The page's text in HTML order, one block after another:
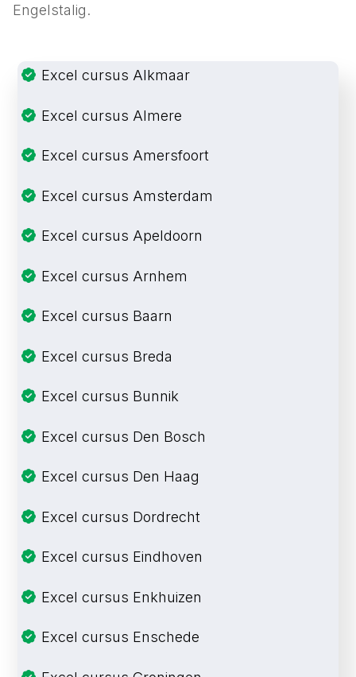
Engelstalig.
Excel cursus Alkmaar
Excel cursus Almere
Excel cursus Amersfoort
Excel cursus Amsterdam
Excel cursus Apeldoorn
Excel cursus Arnhem
Excel cursus Baarn
Excel cursus Breda
Excel cursus Bunnik
Excel cursus Den Bosch
Excel cursus Den Haag
Excel cursus Dordrecht
Excel cursus Eindhoven
Excel cursus Enkhuizen
Excel cursus Enschede